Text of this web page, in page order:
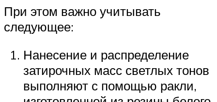
При этом важно учитывать
следующее:
Нанесение и распределение
затирочных масс светлых тонов
выполняют с помощью ракли,